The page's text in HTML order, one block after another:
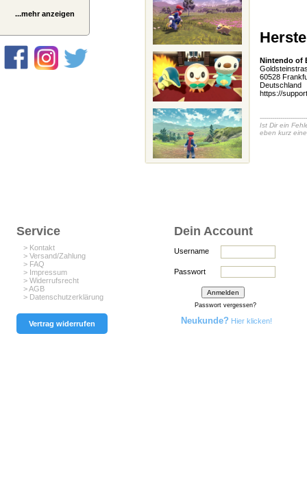
...mehr anzeigen
Nintendo of
60528
Deutschland
https://
Ist Dir ein
eben kurz
Service
> Kontakt
> Versand/Zahlung
> FAQ
> Impressum
> Widerrufsrecht
> AGB
> Datenschutzerklärung
Vertrag widerrufen
Dein Account
Username
Passwort
Passwort vergessen?
Neukunde? Hier klicken!